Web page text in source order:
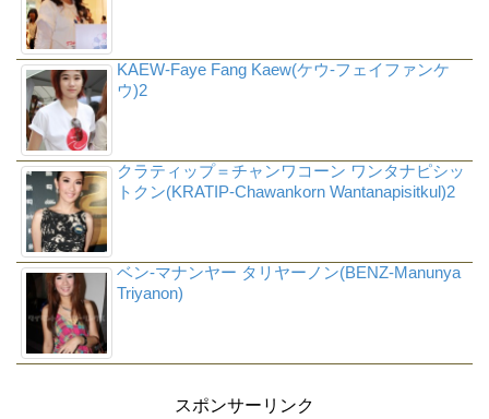
KAEW-Faye Fang Kaew(ケウ-フェイファンケ
ウ)2
クラティップ＝チャンワコーン ワンタナピシッ
トクン(KRATIP-Chawankorn Wantanapisitkul)2
ベン-マナンヤー タリヤーノン(BENZ-Manunya
Triyanon)
スポンサーリンク